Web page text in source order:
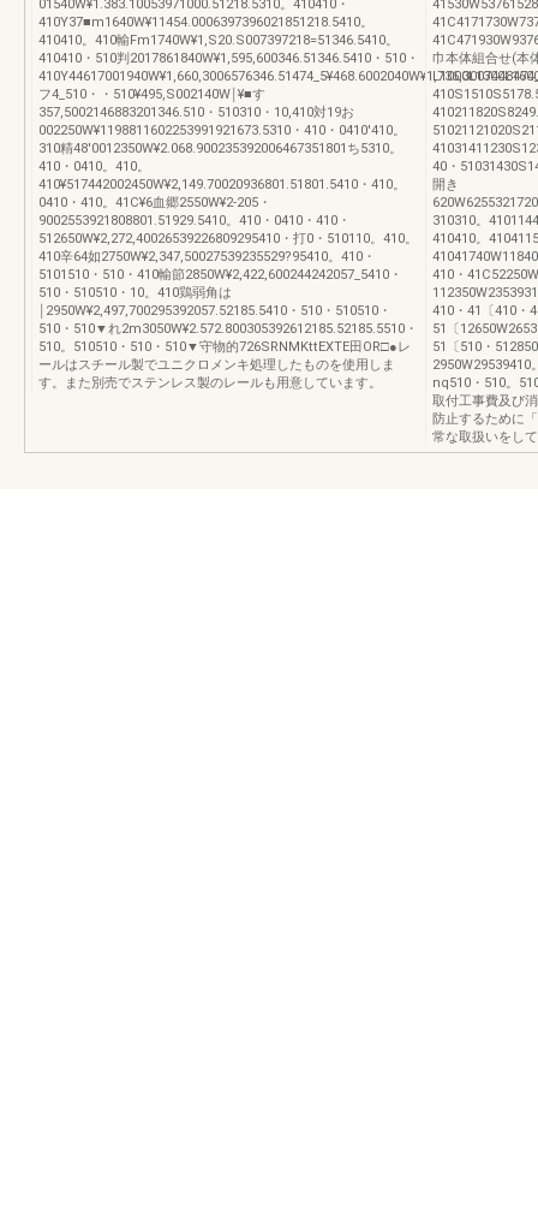
01540W¥1.383.10053971000.51218.5310。410410・
410Y37■m1640W¥11454.0006397396021851218.5410。
410410。410輸Fm1740W¥1,S20.S007397218=51346.5410。
410410・510判2017861840W¥1,595,600346.51346.5410・510・
フ4_510・・510¥495,S002140W￨¥■す
357,5002146883201346.510・510310・10,410対19お
002250W¥1198811602253991921673.5310・410・0410'410。
310精48'0012350W¥2.068.900235392006467351801ち5310。
410・0410。410。
410¥517442002450W¥2,149.70020936801.51801.5410・410。
0410・410。41C¥6血郷2550W¥2‐205・
9002553921808801.51929.5410。410・0410・410・
512650W¥2,272,40026539226809295410・打0・510110。410。
410辛64如2750W¥2,347,50027539235529?95410。410・
5101510・510・410輸節2850W¥2,422,600244242057_5410・
510・510510・10。410鶏弱角は
￨2950W¥2,497,700295392057.52185.5410・510・510510・
510・510▼れ2m3050W¥2.572.800305392612185.52185.5510・
510。510510・510・510▼守物的726SRNMKttEXTE田OR□●レ
ールはスチール製でユニクロメンキ処理したものを使用しま
す。また別売でステンレス製のレールも用意しています。
巾本体組合せ(本
40・
開き
310310。
410410。
410・
410・41〔410・
51〔
51〔510・
2950W29539410
nq510・510。
取付工事費及び
防止するために
常な取扱いをし